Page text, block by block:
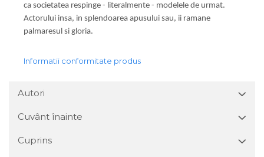
ca societatea respinge - literalmente - modelele de urmat.
Actorului insa, in splendoarea apusului sau, ii ramane
palmaresul si gloria.
Informatii conformitate produs
Autori
Cuvânt înainte
Cuprins